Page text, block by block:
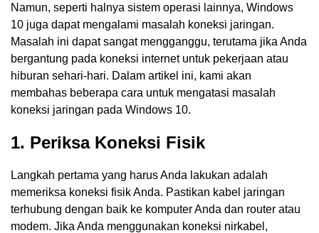
Namun, seperti halnya sistem operasi lainnya, Windows
10 juga dapat mengalami masalah koneksi jaringan.
Masalah ini dapat sangat mengganggu, terutama jika Anda
bergantung pada koneksi internet untuk pekerjaan atau
hiburan sehari-hari. Dalam artikel ini, kami akan
membahas beberapa cara untuk mengatasi masalah
koneksi jaringan pada Windows 10.
1. Periksa Koneksi Fisik
Langkah pertama yang harus Anda lakukan adalah
memeriksa koneksi fisik Anda. Pastikan kabel jaringan
terhubung dengan baik ke komputer Anda dan router atau
modem. Jika Anda menggunakan koneksi nirkabel,